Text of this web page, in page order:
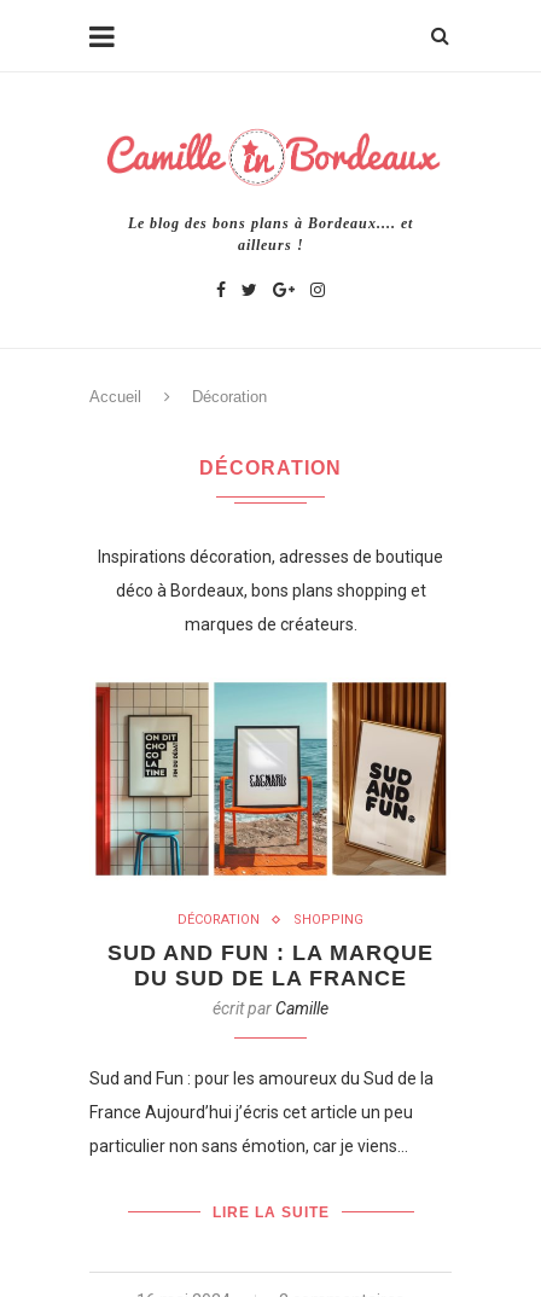
Le blog des bons plans à Bordeaux.... et
ailleurs !
Accueil Décoration
DÉCORATION
Inspirations décoration, adresses de boutique
déco à Bordeaux, bons plans shopping et
marques de créateurs.
DÉCORATION SHOPPING
SUD AND FUN : LA MARQUE
DU SUD DE LA FRANCE
écrit parCamille
Sud and Fun : pour les amoureux du Sud de la
France Aujourd’hui j’écris cet article un peu
particulier non sans émotion, car je viens…
LIRE LA SUITE